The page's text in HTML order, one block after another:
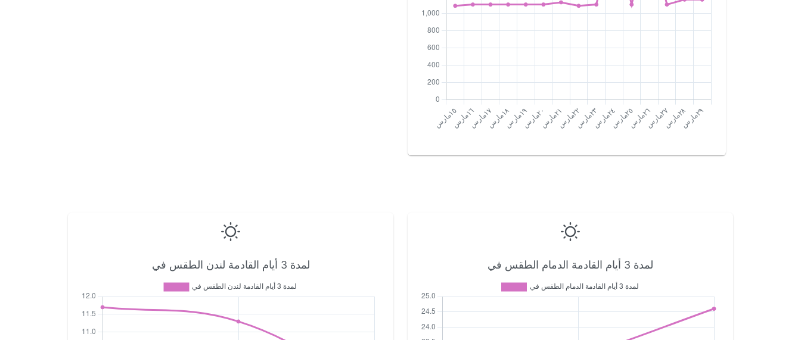
لمدة 3 أيام القادمة الدمام الطقس في لمدة 3 أيام القادمة لندن الطقس في